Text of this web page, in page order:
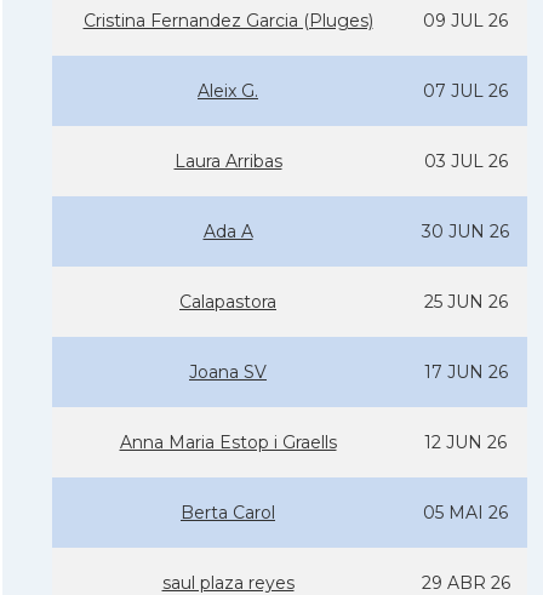
Cristina Fernandez Garcia (Pluges) 09 JUL 26
Aleix G. 07 JUL 26
Laura Arribas 03 JUL 26
Ada A 30 JUN 26
Calapastora 25 JUN 26
Joana SV 17 JUN 26
Anna Maria Estop i Graells 12 JUN 26
Berta Carol 05 MAI 26
saul plaza reyes 29 ABR 26